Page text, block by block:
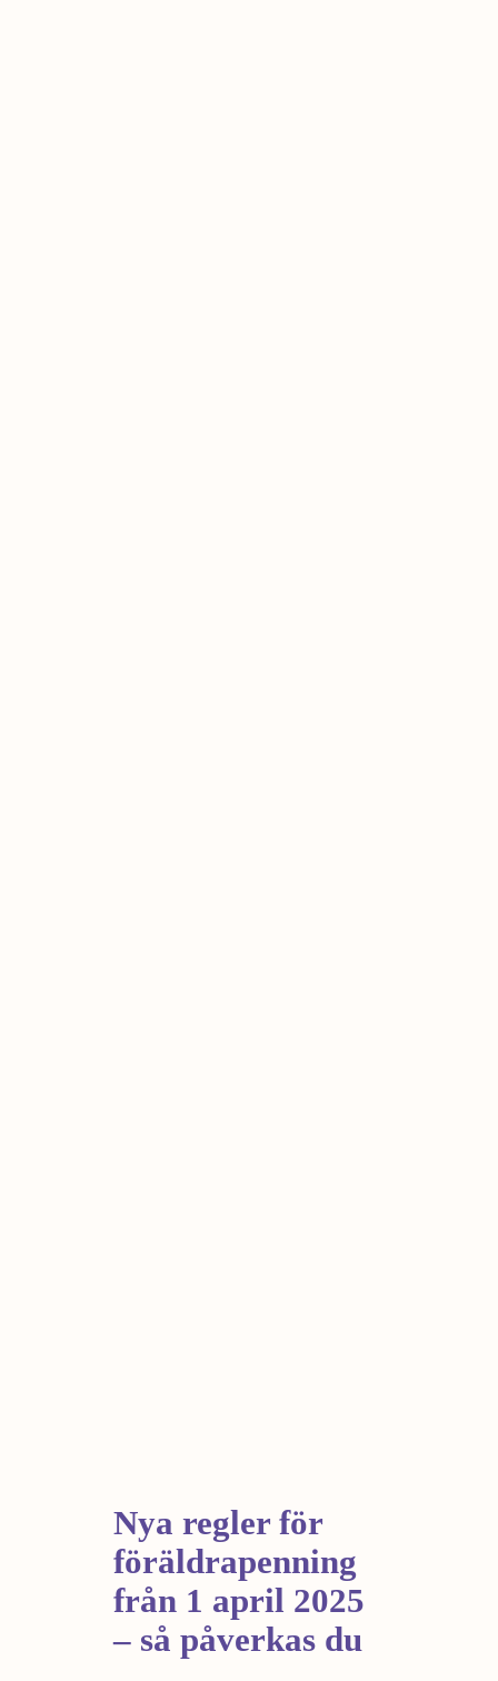
Nya regler för
föräldrapenning
från 1 april 2025
– så påverkas du